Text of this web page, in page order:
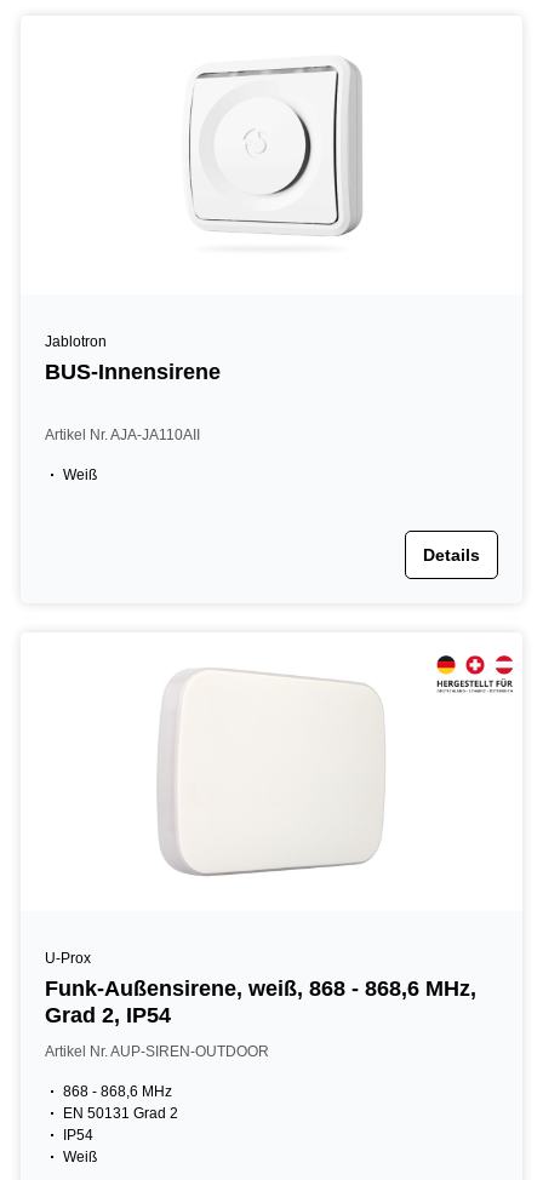
Jablotron
BUS-Innensirene
Artikel Nr. AJA-JA110AII
Weiß
Details
U-Prox
Funk-Außensirene, weiß, 868 - 868,6 MHz,
Grad 2, IP54
Artikel Nr. AUP-SIREN-OUTDOOR
868 - 868,6 MHz
EN 50131 Grad 2
IP54
Weiß